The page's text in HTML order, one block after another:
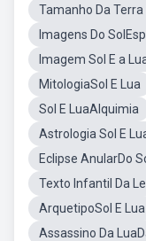
Tamanho Da Terra
Imagens Do
Imagem Sol E a
MitologiaSol E Lua
Sol E LuaAlquimia
Astrologia Sol E
Eclipse AnularDo
Texto Infantil Da
ArquetipoSol E Lua
Assassino Da